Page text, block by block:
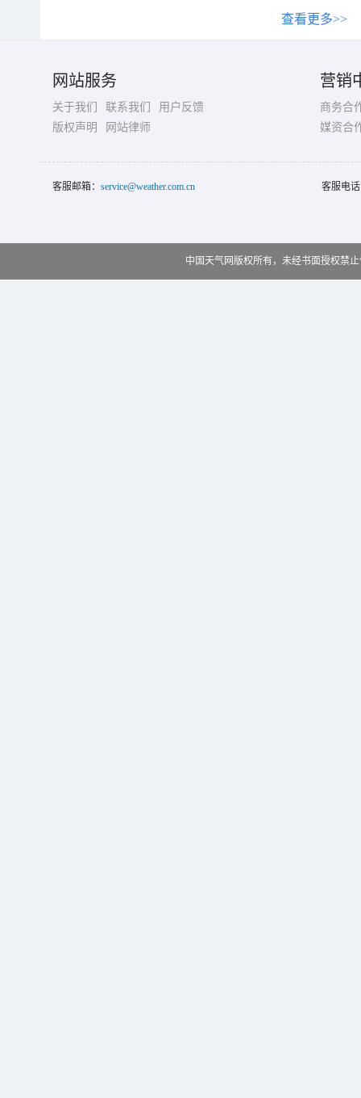
查看更多>>
网站服务
关于我们 联系我们
用户反馈
版权声明
网站律师
营销
商务合
媒资合
客服邮箱： service@weather.com.cn 客服电
中国天气网版权所有，未经书面授权